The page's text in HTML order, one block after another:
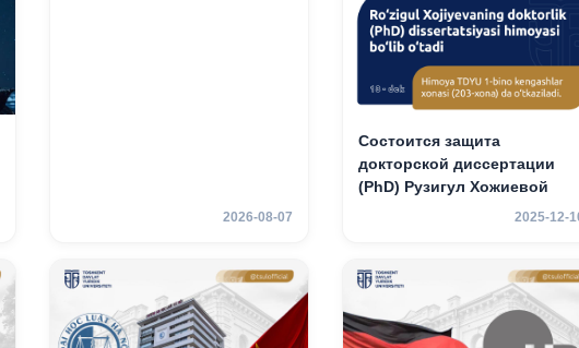
2026-08-07
Состоится защита
докторской диссертации
(PhD) Рузигул Xoжиевой
2025-12-